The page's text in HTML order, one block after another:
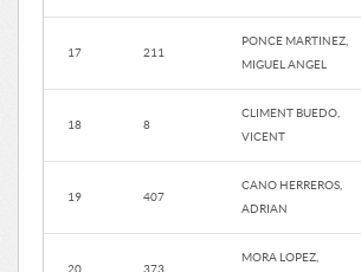
17 211
PONCE MARTINEZ,
MIGUEL ANGEL
18 8
CLIMENT BUEDO,
VICENT
19 407
CANO HERREROS,
ADRIAN
20 373
MORA LOPEZ,